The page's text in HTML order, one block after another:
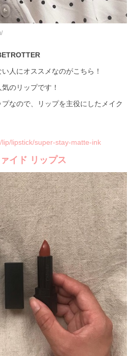
人にオススメなのがこちら！
のリップです！
なので、リップを主役にしたメイク
lipstick/super-stay-matte-ink
イド リップス